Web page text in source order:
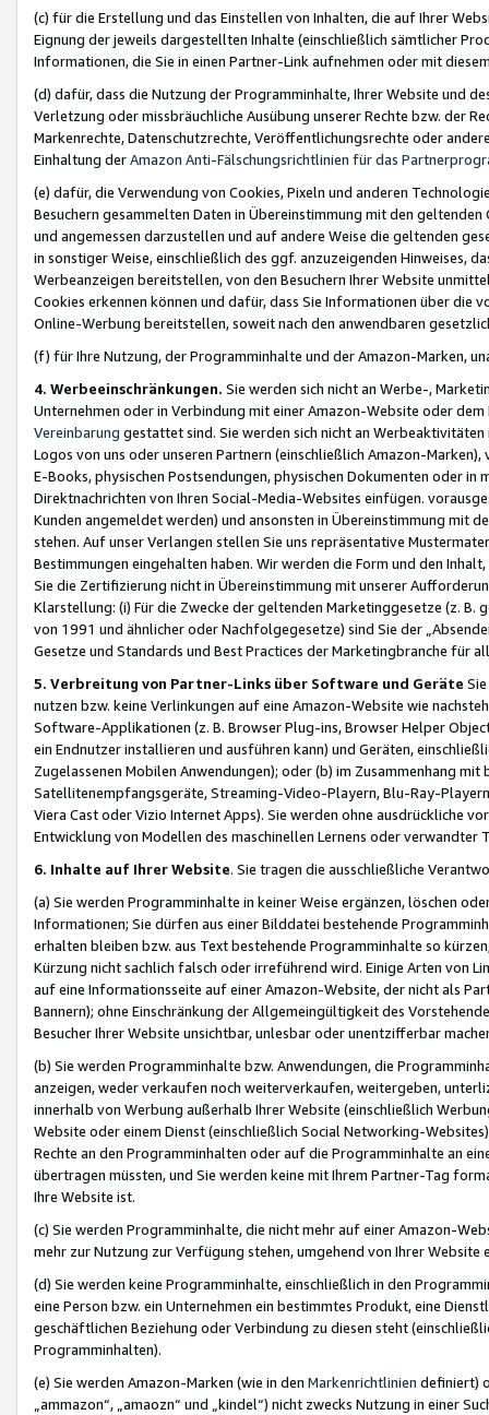
(c) für die Erstellung und das Einstellen von Inhalten, die auf Ihrer
Eignung der jeweils dargestellten Inhalte (einschließlich sämtlicher
Informationen, die Sie in einen Partner-Link aufnehmen oder mit
(d) dafür, dass die Nutzung der Programminhalte, Ihrer Website und
Verletzung oder missbräuchliche Ausübung unserer Rechte bzw. der
Markenrechte, Datenschutzrechte, Veröffentlichungsrechte oder
Einhaltung derAmazon Anti-Fälschungsrichtlinien für das
(e) dafür, die Verwendung von Cookies, Pixeln und anderen
Besuchern gesammelten Daten in Übereinstimmung mit den
und angemessen darzustellen und auf andere Weise die geltenden
in sonstiger Weise, einschließlich des ggf. anzuzeigenden Hinweises,
Werbeanzeigen bereitstellen, von den Besuchern Ihrer Website
Cookies erkennen können und dafür, dass Sie Informationen über die
Online-Werbung bereitstellen, soweit nach den anwendbaren
(f) für Ihre Nutzung, der Programminhalte und der Amazon-Marken,
4. Werbeeinschränkungen. Sie werden sich nicht an Werbe-,
Unternehmen oder in Verbindung mit einer Amazon-Website oder
Vereinbarung gestattet sind. Sie werden sich nicht an
Logos von uns oder unseren Partnern (einschließlich Amazon-
E-Books, physischen Postsendungen, physischen Dokumenten oder in
Direktnachrichten von Ihren Social-Media-Websites einfügen.
Kunden angemeldet werden) und ansonsten in Übereinstimmung mit
stehen. Auf unser Verlangen stellen Sie uns repräsentative
Bestimmungen eingehalten haben. Wir werden die Form und den
Sie die Zertifizierung nicht in Übereinstimmung mit unserer
Klarstellung: (i) Für die Zwecke der geltenden Marketinggesetze (z. B.
von 1991 und ähnlicher oder Nachfolgegesetze) sind Sie der
Gesetze und Standards und Best Practices der Marketingbranche für
5. Verbreitung von Partner-Links über Software und Geräte
nutzen bzw. keine Verlinkungen auf eine Amazon-Website wie
Software-Applikationen (z. B. Browser Plug-ins, Browser Helper
ein Endnutzer installieren und ausführen kann) und Geräten,
Zugelassenen Mobilen Anwendungen); oder (b) im Zusammenhang
Satellitenempfangsgeräte, Streaming-Video-Playern, Blu-Ray-
Viera Cast oder Vizio Internet Apps). Sie werden ohne ausdrückliche
Entwicklung von Modellen des maschinellen Lernens oder
6. Inhalte auf Ihrer Website. Sie tragen die ausschließliche
(a) Sie werden Programminhalte in keiner Weise ergänzen, löschen
Informationen; Sie dürfen aus einer Bilddatei bestehende
erhalten bleiben bzw. aus Text bestehende Programminhalte so
Kürzung nicht sachlich falsch oder irreführend wird. Einige Arten von
auf eine Informationsseite auf einer Amazon-Website, der nicht als
Bannern); ohne Einschränkung der Allgemeingültigkeit des
Besucher Ihrer Website unsichtbar, unlesbar oder unentzifferbar
(b) Sie werden Programminhalte bzw. Anwendungen, die
anzeigen, weder verkaufen noch weiterverkaufen, weitergeben,
innerhalb von Werbung außerhalb Ihrer Website (einschließlich
Website oder einem Dienst (einschließlich Social Networking-
Rechte an den Programminhalten oder auf die Programminhalte an
übertragen müssten, und Sie werden keine mit Ihrem Partner-Tag
Ihre Website ist.
(c) Sie werden Programminhalte, die nicht mehr auf einer Amazon-
mehr zur Nutzung zur Verfügung stehen, umgehend von Ihrer
(d) Sie werden keine Programminhalte, einschließlich in den
eine Person bzw. ein Unternehmen ein bestimmtes Produkt, eine
geschäftlichen Beziehung oder Verbindung zu diesen steht
Programminhalten).
(e) Sie werden Amazon-Marken (wie in den Markenrichtlinien definiert)
„ammazon“, „amaozn“ und „kindel“) nicht zwecks Nutzung in einer